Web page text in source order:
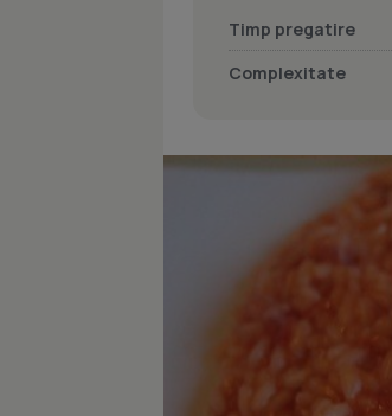
Timp pregatire
Complexitate